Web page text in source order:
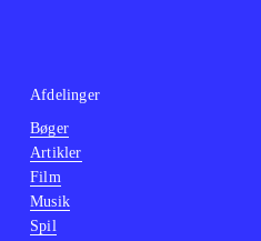
Afdelinger
Bøger
Artikler
Film
Musik
Spil